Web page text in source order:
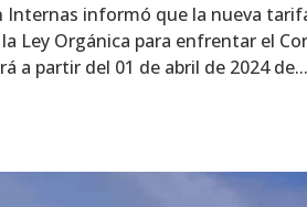
Internas informó que la nueva
Ley Orgánica para enfrentar el
a partir del 01 de abril de 2024 de...